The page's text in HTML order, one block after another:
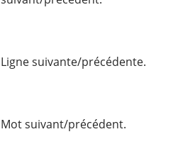
Ligne suivante/précédente.
Mot suivant/précédent.